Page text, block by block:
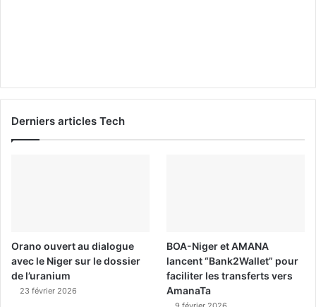
Derniers articles Tech
Orano ouvert au dialogue
avec le Niger sur le dossier
de l’uranium
23 février 2026
BOA-Niger et AMANA
lancent “Bank2Wallet” pour
faciliter les transferts vers
AmanaTa